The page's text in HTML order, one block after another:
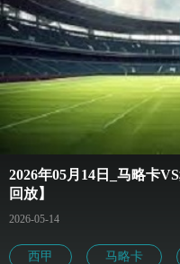
2026年05月14日_马略卡
回放】
2026-05-14
西甲 马略卡